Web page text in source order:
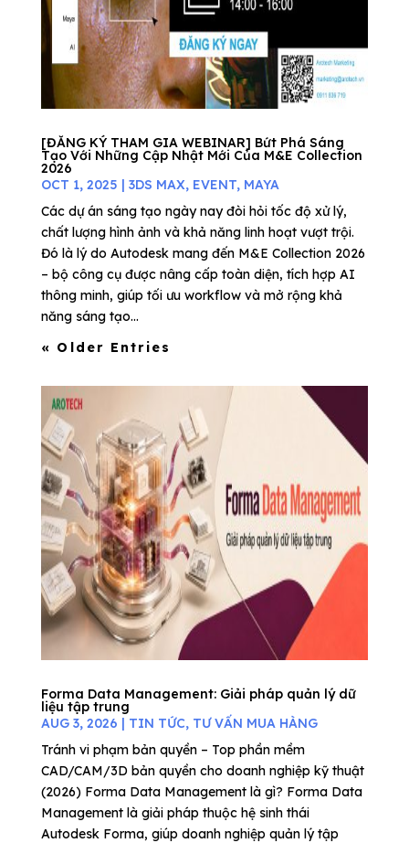
[ĐĂNG KÝ THAM GIA WEBINAR] Bứt Phá Sáng
Tạo Với Những Cập Nhật Mới Của M&E Collection
2026
OCT 1, 2025 | 3DS MAX, EVENT, MAYA
Các dự án sáng tạo ngày nay đòi hỏi tốc độ xử lý,
chất lượng hình ảnh và khả năng linh hoạt vượt trội.
Đó là lý do Autodesk mang đến M&E Collection 2026
– bộ công cụ được nâng cấp toàn diện, tích hợp AI
thông minh, giúp tối ưu workflow và mở rộng khả
năng sáng tạo...
« Older Entries
Forma Data Management: Giải pháp quản lý dữ
liệu tập trung
AUG 3, 2026 | TIN TỨC, TƯ VẤN MUA HÀNG
Tránh vi phạm bản quyền – Top phần mềm
CAD/CAM/3D bản quyền cho doanh nghiệp kỹ thuật
(2026) Forma Data Management là gì? Forma Data
Management là giải pháp thuộc hệ sinh thái
Autodesk Forma, giúp doanh nghiệp quản lý tập